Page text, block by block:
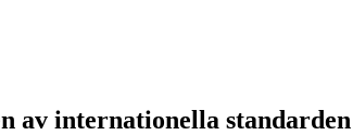
av internationella standarden